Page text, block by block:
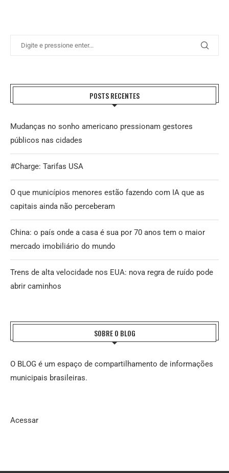
POSTS RECENTES
Mudanças no sonho americano pressionam gestores
públicos nas cidades
#Charge: Tarifas USA
O que municípios menores estão fazendo com IA que as
capitais ainda não perceberam
China: o país onde a casa é sua por 70 anos tem o maior
mercado imobiliário do mundo
Trens de alta velocidade nos EUA: nova regra de ruído pode
abrir caminhos
SOBRE O BLOG
O BLOG é um espaço de compartilhamento de informações
municipais brasileiras.
Acessar